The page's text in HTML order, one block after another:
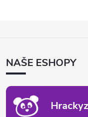
ANAŠE ESHOPY